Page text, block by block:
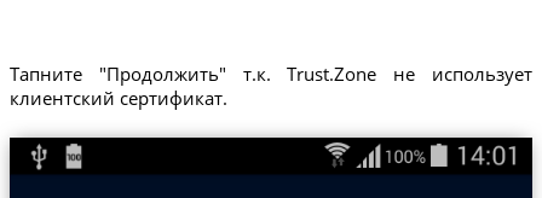
Тапните "Продолжить" т.к. Trust.Zone не использует
клиентский сертификат.